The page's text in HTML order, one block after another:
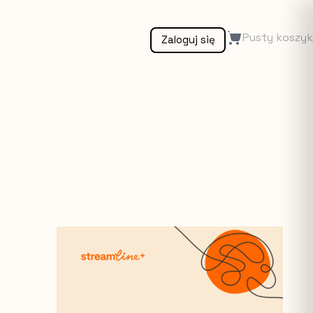
Zaloguj się Pusty koszyk